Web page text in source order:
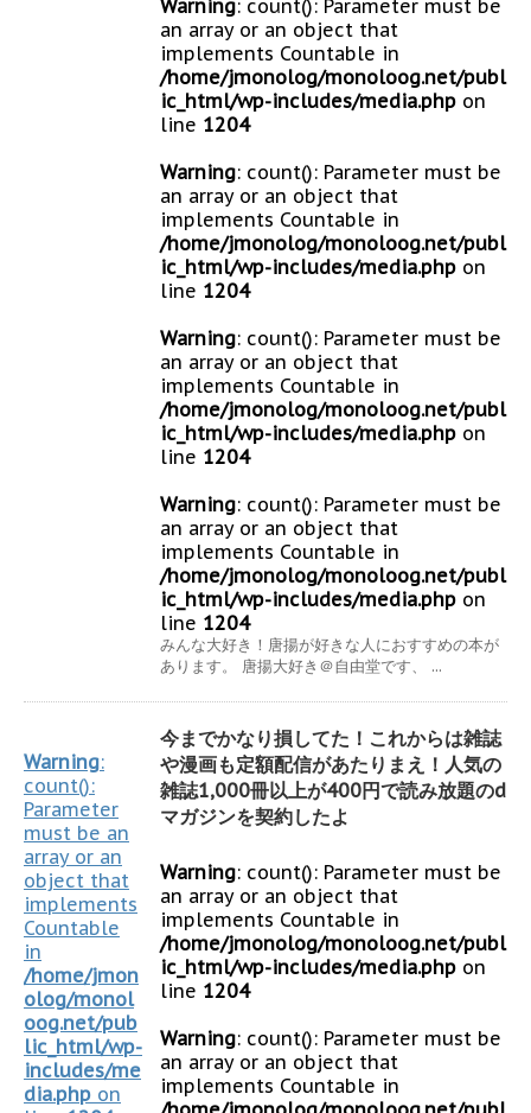
Warning: count(): Parameter must be
an array or an object that
implements Countable in
/home/jmonolog/monoloog.net/publ
ic_html/wp-includes/media.php on
line 1204
Warning: count(): Parameter must be
an array or an object that
implements Countable in
/home/jmonolog/monoloog.net/publ
ic_html/wp-includes/media.php on
line 1204
Warning: count(): Parameter must be
an array or an object that
implements Countable in
/home/jmonolog/monoloog.net/publ
ic_html/wp-includes/media.php on
line 1204
Warning: count(): Parameter must be
an array or an object that
implements Countable in
/home/jmonolog/monoloog.net/publ
ic_html/wp-includes/media.php on
line 1204
みんな大好き！唐揚が好きな人におすすめの本が
あります。 唐揚大好き＠自由堂です、 ...
Warning:
count():
Parameter
must be an
array or an
object that
implements
Countable
in
/home/jmon
olog/monol
oog.net/pub
lic_html/wp-
includes/me
dia.php on
今までかなり損してた！これからは雑誌
や漫画も定額配信があたりまえ！人気の
雑誌1,000冊以上が400円で読み放題のd
マガジンを契約したよ
Warning: count(): Parameter must be
an array or an object that
implements Countable in
/home/jmonolog/monoloog.net/publ
ic_html/wp-includes/media.php on
line 1204
Warning: count(): Parameter must be
an array or an object that
implements Countable in